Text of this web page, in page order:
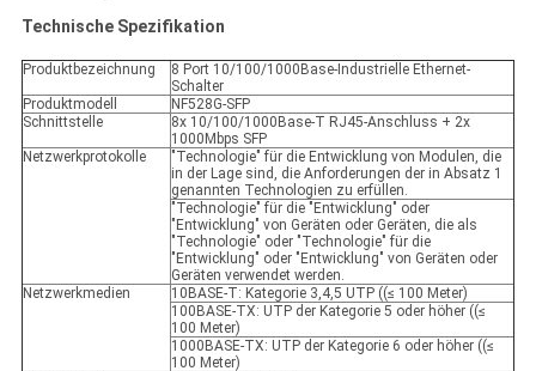
Technische Spezifikation
Produktbezeichnung
8 Port 10/100/1000Base-Industrielle Ethernet-
Schalter
Produktmodell
NF528G-SFP
Schnittstelle
8x 10/100/1000Base-T RJ45-Anschluss + 2x
1000Mbps SFP
Netzwerkprotokolle
"Technologie" für die Entwicklung von Modulen, die
in der Lage sind, die Anforderungen der in Absatz 1
genannten Technologien zu erfüllen.
"Technologie" für die "Entwicklung" oder
"Entwicklung" von Geräten oder Geräten, die als
"Technologie" oder "Technologie" für die
"Entwicklung" oder "Entwicklung" von Geräten oder
Geräten verwendet werden.
Netzwerkmedien
10BASE-T: Kategorie 3,4,5 UTP ((≤ 100 Meter)
100BASE-TX: UTP der Kategorie 5 oder höher ((≤
100 Meter)
1000BASE-TX: UTP der Kategorie 6 oder höher ((≤
100 Meter)